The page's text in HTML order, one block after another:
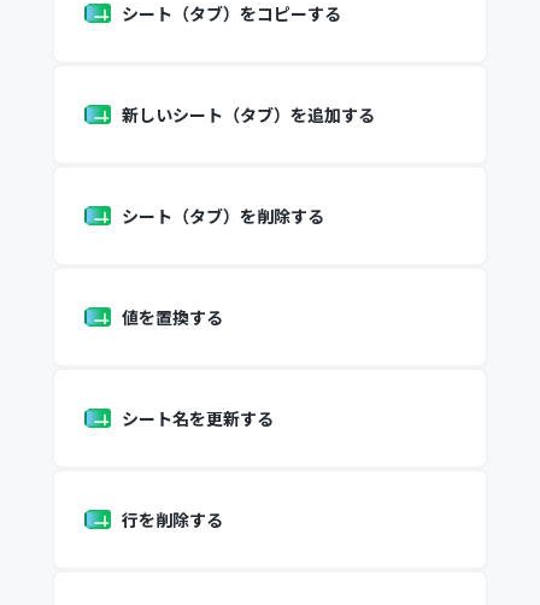
シート（タブ）をコピーする
新しいシート（タブ）を追加する
シート（タブ）を削除する
値を置換する
シート名を更新する
行を削除する